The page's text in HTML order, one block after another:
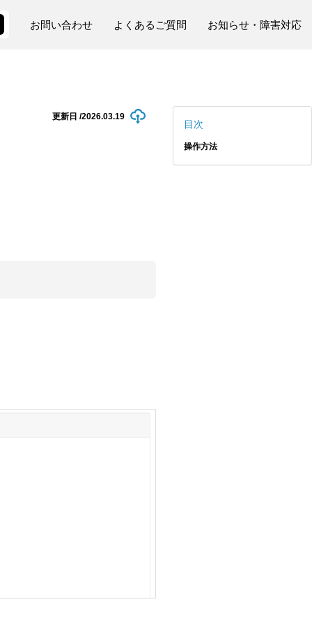
お問い合わせ よくあるご質問 お知らせ・障害対応
更新日 /2026.03.19
目次
操作方法